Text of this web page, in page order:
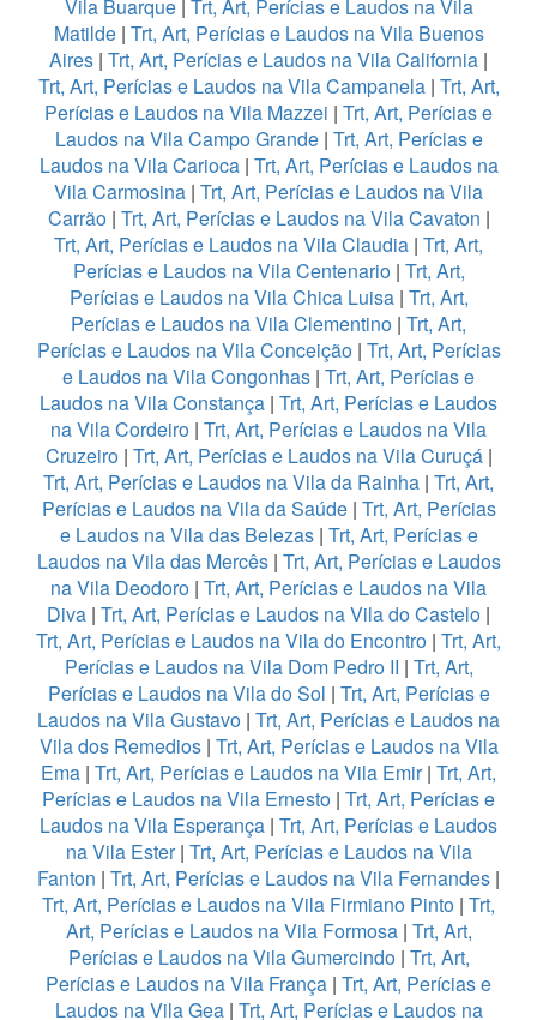
Vila Buarque| Trt, Art, Perícias e Laudos na Vila
Matilde| Trt, Art, Perícias e Laudos na Vila Buenos
Aires | Trt, Art, Perícias e Laudos na Vila California |
Trt, Art, Perícias e Laudos na Vila Campanela| Trt, Art,
Perícias e Laudos na Vila Mazzei | Trt, Art, Perícias e
Laudos na Vila Campo Grande| Trt, Art, Perícias e
Laudos na Vila Carioca| Trt, Art, Perícias e Laudos na
Vila Carmosina | Trt, Art, Perícias e Laudos na Vila
Carrão| Trt, Art, Perícias e Laudos na Vila Cavaton |
Trt, Art, Perícias e Laudos na Vila Claudia | Trt, Art,
Perícias e Laudos na Vila Centenario| Trt, Art,
Perícias e Laudos na Vila Chica Luisa | Trt, Art,
Perícias e Laudos na Vila Clementino | Trt, Art,
Perícias e Laudos na Vila Conceição| Trt, Art, Perícias
e Laudos na Vila Congonhas | Trt, Art, Perícias e
Laudos na Vila Constança | Trt, Art, Perícias e Laudos
na Vila Cordeiro | Trt, Art, Perícias e Laudos na Vila
Cruzeiro | Trt, Art, Perícias e Laudos na Vila Curuçá |
Trt, Art, Perícias e Laudos na Vila da Rainha | Trt, Art,
Perícias e Laudos na Vila da Saúde| Trt, Art, Perícias
e Laudos na Vila das Belezas| Trt, Art, Perícias e
Laudos na Vila das Mercês| Trt, Art, Perícias e Laudos
na Vila Deodoro | Trt, Art, Perícias e Laudos na Vila
Diva | Trt, Art, Perícias e Laudos na Vila do Castelo |
Trt, Art, Perícias e Laudos na Vila do Encontro | Trt, Art,
Perícias e Laudos na Vila Dom Pedro II | Trt, Art,
Perícias e Laudos na Vila do Sol | Trt, Art, Perícias e
Laudos na Vila Gustavo | Trt, Art, Perícias e Laudos na
Vila dos Remedios| Trt, Art, Perícias e Laudos na Vila
Ema | Trt, Art, Perícias e Laudos na Vila Emir| Trt, Art,
Perícias e Laudos na Vila Ernesto | Trt, Art, Perícias e
Laudos na Vila Esperança | Trt, Art, Perícias e Laudos
na Vila Ester| Trt, Art, Perícias e Laudos na Vila
Fanton | Trt, Art, Perícias e Laudos na Vila Fernandes |
Trt, Art, Perícias e Laudos na Vila Firmiano Pinto | Trt,
Art, Perícias e Laudos na Vila Formosa| Trt, Art,
Perícias e Laudos na Vila Gumercindo| Trt, Art,
Perícias e Laudos na Vila França | Trt, Art, Perícias e
Laudos na Vila Gea| Trt, Art, Perícias e Laudos na